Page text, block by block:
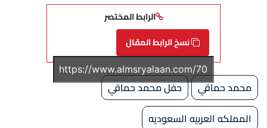
الرابط المختصر
نسخ الرابط المقال
محمد حماقي
حفل محمد حماقي
المملكه العربيه السعوديه